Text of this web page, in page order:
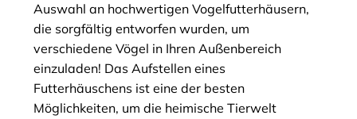
Auswahl an hochwertigen Vogelfutterhäusern,
die sorgfältig entworfen wurden, um
verschiedene Vögel in Ihren Außenbereich
einzuladen! Das Aufstellen eines
Futterhäuschens ist eine der besten
Möglichkeiten, um die heimische Tierwelt